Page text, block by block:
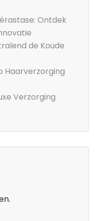
Ontdek
de Koude
Haarverzorging
Verzorging